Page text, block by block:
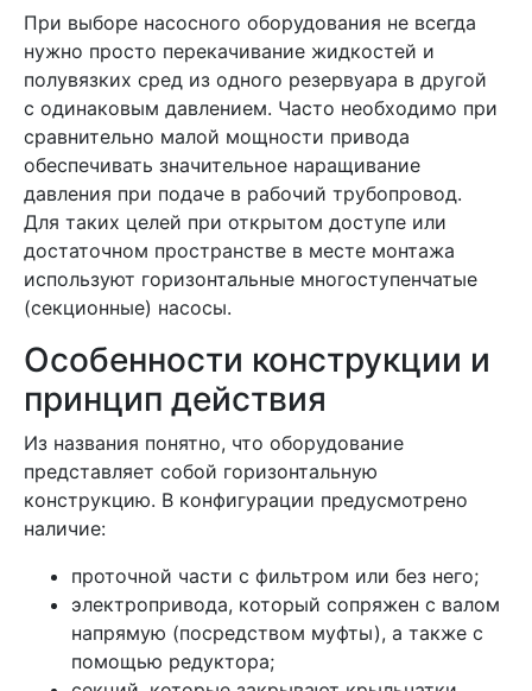
При выборе насосного оборудования не всегда
нужно просто перекачивание жидкостей и
полувязких сред из одного резервуара в другой
с одинаковым давлением. Часто необходимо при
сравнительно малой мощности привода
обеспечивать значительное наращивание
давления при подаче в рабочий трубопровод.
Для таких целей при открытом доступе или
достаточном пространстве в месте монтажа
используют горизонтальные многоступенчатые
(секционные) насосы.
Особенности конструкции и
принцип действия
Из названия понятно, что оборудование
представляет собой горизонтальную
конструкцию. В конфигурации предусмотрено
наличие:
проточной части с фильтром или без него;
электропривода, который сопряжен с валом
напрямую (посредством муфты), а также с
помощью редуктора;